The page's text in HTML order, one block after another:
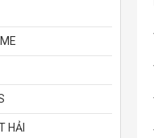
HẢI